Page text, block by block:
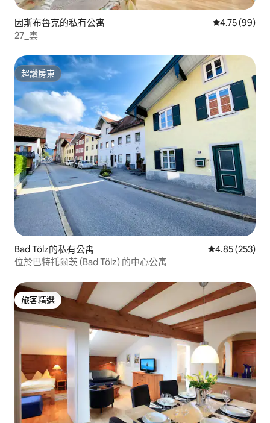
因斯布魯克的私有公寓 從 99 則評價
4.75 (99)
27_雲
超讚房東
超讚房東
Bad Tölz的私有公寓 從 253 則評價
4.85 (253)
位於巴特托爾茨 (Bad Tölz) 的中心公寓
旅客精選
旅客精選